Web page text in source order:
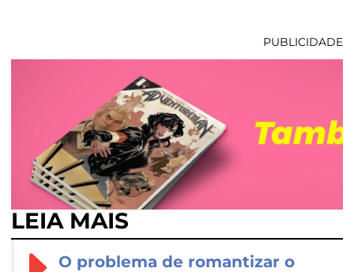
PUBLICIDADE
LEIA MAIS
O problema de romantizar o